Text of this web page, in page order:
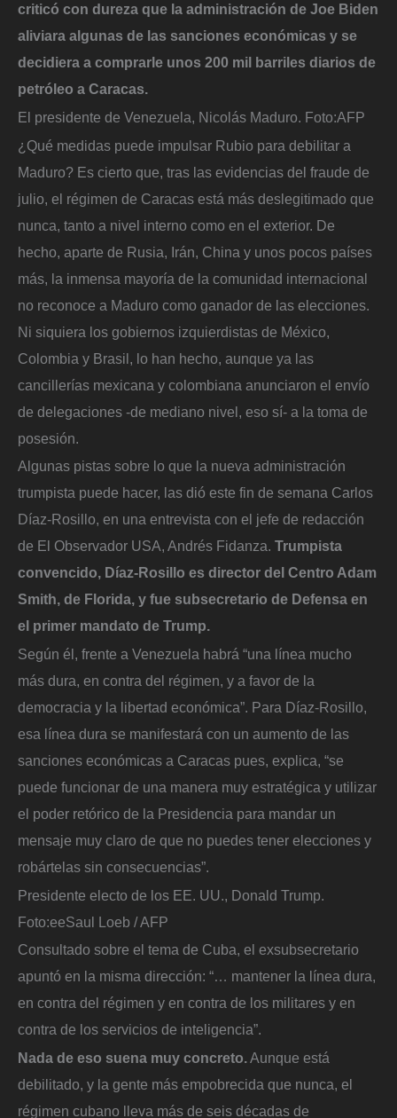
criticó con dureza que la administración de Joe Biden
aliviara algunas de las sanciones económicas y se
decidiera a comprarle unos 200 mil barriles diarios de
petróleo a Caracas.
El presidente de Venezuela, Nicolás Maduro. Foto:AFP
¿Qué medidas puede impulsar Rubio para debilitar a
Maduro? Es cierto que, tras las evidencias del fraude de
julio, el régimen de Caracas está más deslegitimado que
nunca, tanto a nivel interno como en el exterior. De
hecho, aparte de Rusia, Irán, China y unos pocos países
más, la inmensa mayoría de la comunidad internacional
no reconoce a Maduro como ganador de las elecciones.
Ni siquiera los gobiernos izquierdistas de México,
Colombia y Brasil, lo han hecho, aunque ya las
cancillerías mexicana y colombiana anunciaron el envío
de delegaciones -de mediano nivel, eso sí- a la toma de
posesión.
Algunas pistas sobre lo que la nueva administración
trumpista puede hacer, las dió este fin de semana Carlos
Díaz-Rosillo, en una entrevista con el jefe de redacción
de El Observador USA, Andrés Fidanza. Trumpista
convencido, Díaz-Rosillo es director del Centro Adam
Smith, de Florida, y fue subsecretario de Defensa en
el primer mandato de Trump.
Según él, frente a Venezuela habrá “una línea mucho
más dura, en contra del régimen, y a favor de la
democracia y la libertad económica”. Para Díaz-Rosillo,
esa línea dura se manifestará con un aumento de las
sanciones económicas a Caracas pues, explica, “se
puede funcionar de una manera muy estratégica y utilizar
el poder retórico de la Presidencia para mandar un
mensaje muy claro de que no puedes tener elecciones y
robártelas sin consecuencias”.
Presidente electo de los EE. UU., Donald Trump.
Foto:eeSaul Loeb / AFP
Consultado sobre el tema de Cuba, el exsubsecretario
apuntó en la misma dirección: “… mantener la línea dura,
en contra del régimen y en contra de los militares y en
contra de los servicios de inteligencia”.
Nada de eso suena muy concreto.Aunque está
debilitado, y la gente más empobrecida que nunca, el
régimen cubano lleva más de seis décadas de